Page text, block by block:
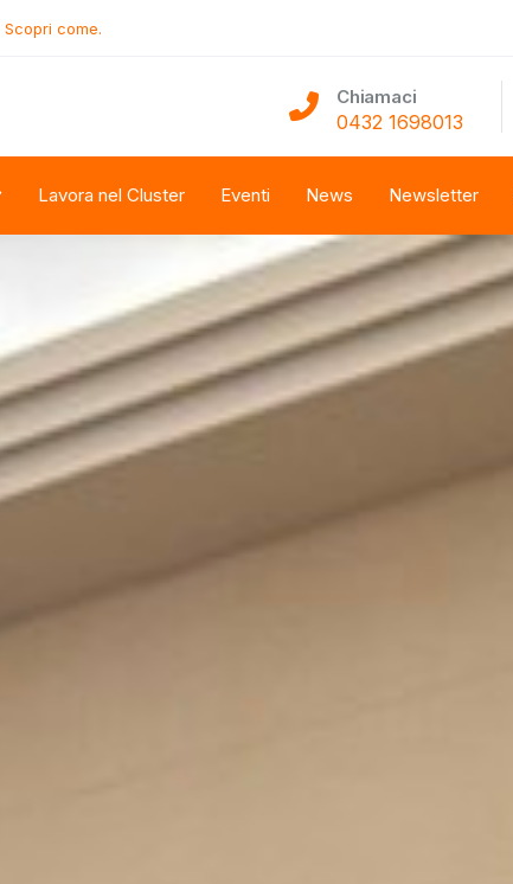
Scopri come.
Chiamaci
0432 1698013
Lavora nel Cluster Eventi News Newsletter